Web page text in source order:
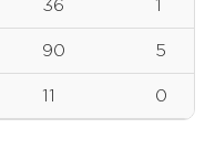
36 1
90 5
11 0